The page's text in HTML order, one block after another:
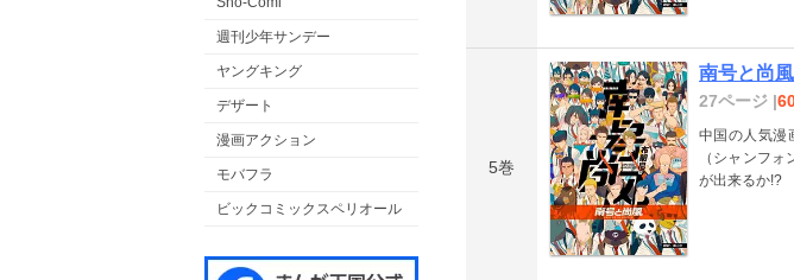
週刊少年サンデー
ヤングキング
デザート
漫画アクション
モバフラ
ビックコミックスペリオール
5巻
南号と尚
27ページ |
中国の人気漫
（シャンフ
が出来るか!?